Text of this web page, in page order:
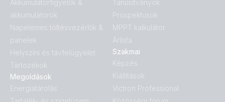
Akkumulátorfigyelők &
akkumulátorok
Napelemes töltésvezérlők &
panelek
Helyszíni és távfelügyelet
Tartozékok
Megoldások
Energiatárolás
Tanúsítványok
Prospektusok
MPPT kalkulátor
Árlista
Szakmai
Képzés
Kiállítások
Victron Professional